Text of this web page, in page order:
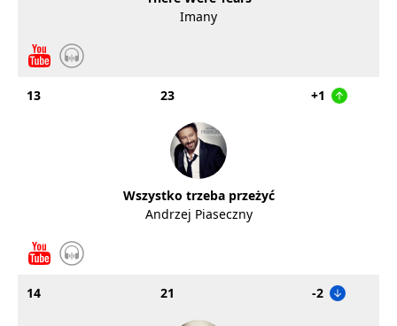
Imany
13 23 +1
Wszystko trzeba przeżyć
Andrzej Piaseczny
14 21 -2